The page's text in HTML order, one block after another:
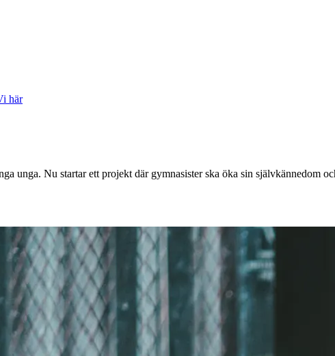
här
unga. Nu startar ett projekt där gymnasister ska öka sin självkännedom